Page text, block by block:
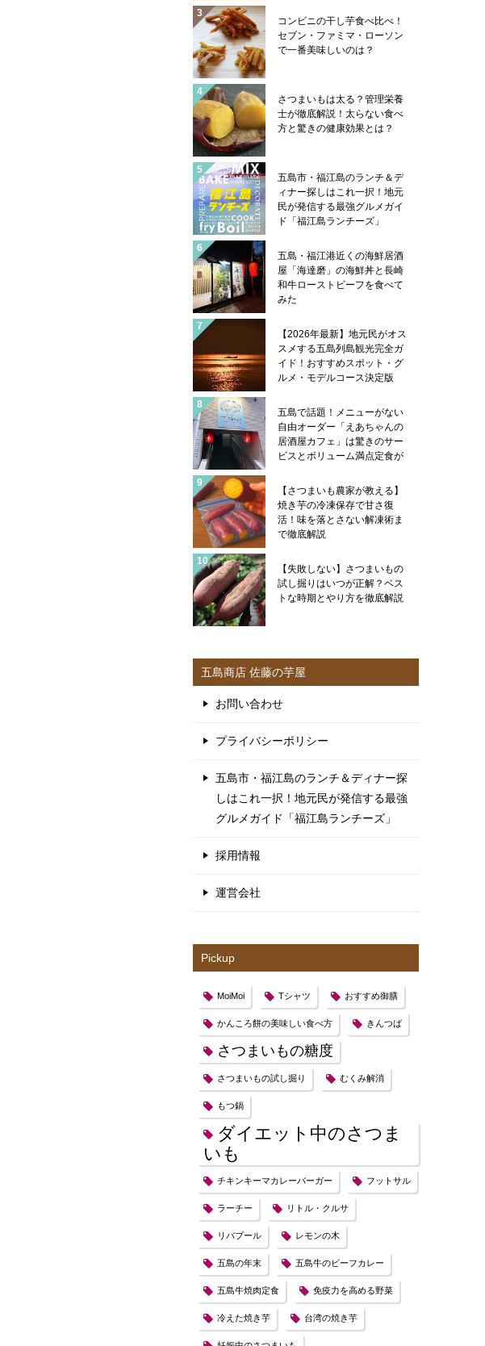
コンビニの干し芋食べ比べ！
セブン・ファミマ・ローソン
で一番美味しいのは？
さつまいもは太る？管理栄養
士が徹底解説！太らない食べ
方と驚きの健康効果とは？
五島市・福江島のランチ＆デ
ィナー探しはこれ一択！地元
民が発信する最強グルメガイ
ド「福江島ランチーズ」
五島・福江港近くの海鮮居酒
屋「海達磨」の海鮮丼と長崎
和牛ローストビーフを食べて
みた
【2026年最新】地元民がオス
スメする五島列島観光完全ガ
イド！おすすめスポット・グ
ルメ・モデルコース決定版
五島で話題！メニューがない
自由オーダー「えあちゃんの
居酒屋カフェ」は驚きのサー
ビスとボリューム満点定食が
【さつまいも農家が教える】
焼き芋の冷凍保存で甘さ復
活！味を落とさない解凍術ま
で徹底解説
【失敗しない】さつまいもの
試し掘りはいつが正解？ベス
トな時期とやり方を徹底解説
五島商店 佐藤の芋屋
お問い合わせ
プライバシーポリシー
五島市・福江島のランチ＆ディナー探
しはこれ一択！地元民が発信する最強
グルメガイド「福江島ランチーズ」
採用情報
運営会社
Pickup
MoiMoi Tシャツ おすすめ御膳
かんころ餅の美味しい食べ方 きんつば
さつまいもの糖度
さつまいもの試し掘り むくみ解消
もつ鍋
ダイエット中のさつま
いも
チキンキーマカレーバーガー フットサル
ラーチー リトル・クルサ
リバプール レモンの木
五島の年末 五島牛のビーフカレー
五島牛焼肉定食 免疫力を高める野菜
冷えた焼き芋 台湾の焼き芋